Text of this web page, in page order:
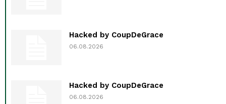
Hacked by CoupDeGrace
06.08.2026
Hacked by CoupDeGrace
06.08.2026